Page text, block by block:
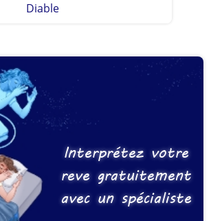
Diable
Interprétez votre
reve gratuitement
avec un spécialiste